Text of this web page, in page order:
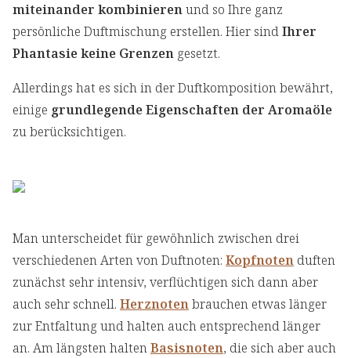
miteinander kombinierenund so Ihre ganz
persönliche Duftmischung erstellen. Hier sindIhrer
Phantasie keine Grenzen gesetzt.
Allerdings hat es sich in der Duftkomposition bewährt,
einige grundlegende Eigenschaften der Aromaöle
zu berücksichtigen.
Man unterscheidet für gewöhnlich zwischen drei
verschiedenen Arten von Duftnoten: Kopfnoten duften
zunächst sehr intensiv, verflüchtigen sich dann aber
auch sehr schnell. Herznotenbrauchen etwas länger
zur Entfaltung und halten auch entsprechend länger
an. Am längsten haltenBasisnoten, die sich aber auch